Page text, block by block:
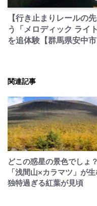
【行き止まりレールの
う「メロディック ライ
を追体験【群馬県安中
関連記事
どこの惑星の景色でしょ？
「浅間山×カラマツ」が
独特過ぎる紅葉が見頃